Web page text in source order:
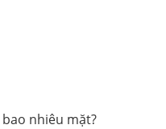
nhiêu mặt?